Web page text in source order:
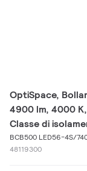
OptiSpace,
4900 lm, 4000
Classe di
BCB500 LED56-4S/
48119300